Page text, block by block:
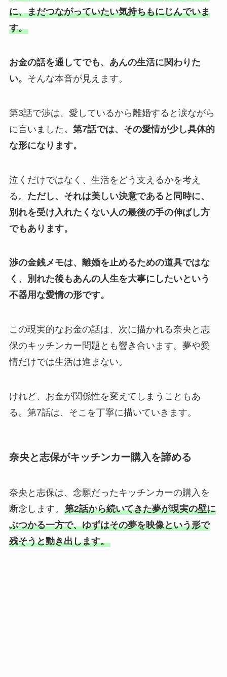
に、まだつながっていたい気持ちもにじんでいま
す。
お金の話を通してでも、あんの生活に関わりた
い。 そんな本音が見えます。
第3話で渉は、愛しているから離婚すると涙ながら
に言いました。 第7話では、その愛情が少し具体的
な形になります。
泣くだけではなく、生活をどう支えるかを考え
る。 ただし、それは美しい決意であると同時に、
別れを受け入れたくない人の最後の手の伸ばし方
でもあります。
渉の金銭メモは、離婚を止めるための道具ではな
く、別れた後もあんの人生を大事にしたいという
不器用な愛情の形です。
この現実的なお金の話は、次に描かれる奈央と志
保のキッチンカー問題とも響き合います。夢や愛
情だけでは生活は進まない。
けれど、お金が関係性を変えてしまうこともあ
る。第7話は、そこを丁寧に描いていきます。
奈央と志保がキッチンカー購入を諦める
奈央と志保は、念願だったキッチンカーの購入を
断念します。 第2話から続いてきた夢が現実の壁に
ぶつかる一方で、ゆずはその夢を映像という形で
残そうと動き出します。